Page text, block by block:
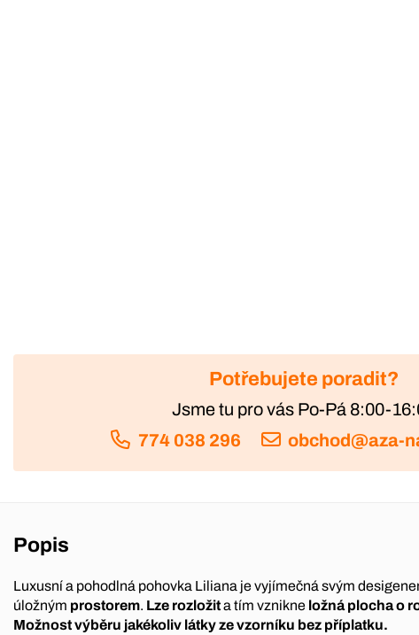
Potřebujete poradit?
Jsme tu pro vás Po-Pá 8:00-
774 038 296
obchod@aza-
Popis
Luxusní a pohodlná pohovka Liliana je vyjímečná svým
úložným prostorem. Lze rozložita tím vznikne ložná plocha o
Možnost výběru jakékoliv látky ze vzorníku bez příplatku.